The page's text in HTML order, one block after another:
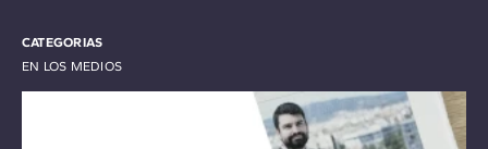
CATEGORIAS
EN LOS MEDIOS